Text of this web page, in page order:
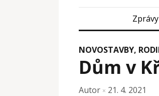
Zprávy
NOVOSTAVBY,
Dům v
Autor × 21. 4. 2021